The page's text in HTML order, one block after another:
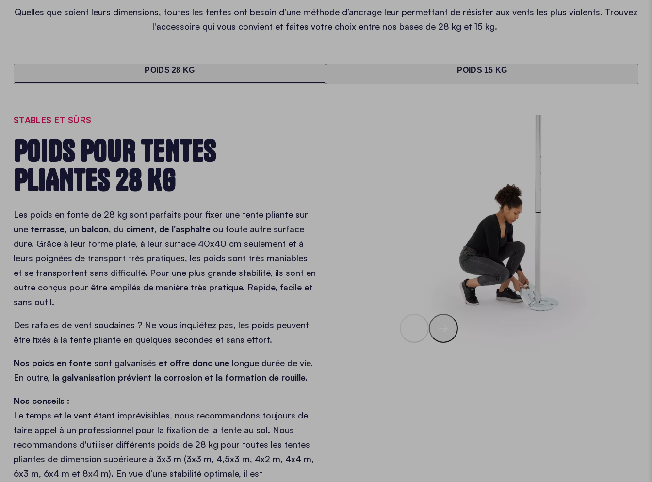
Quelles que soient leurs dimensions, toutes les tentes ont besoin d'une méthode d’ancrage leur permettant de résister aux vents les plus violents. Trouvez
l'accessoire qui vous convient et faites votre choix entre nos bases de 28 kg et 15 kg.
POIDS 28 KG POIDS 15 KG
STABLES ET SÛRS
POIDS POUR TENTES
PLIANTES 28 KG
Les poids en fonte de 28 kg sont parfaits pour fixer une tente pliante sur
une terrasse, un balcon, du ciment, de l'asphalte ou toute autre surface
dure. Grâce à leur forme plate, à leur surface 40x40 cm seulement et à
leurs poignées de transport très pratiques, les poids sont très maniables
et se transportent sans difficulté. Pour une plus grande stabilité, ils sont en
outre conçus pour être empilés de manière très pratique. Rapide, facile et
sans outil.
Des rafales de vent soudaines ? Ne vous inquiétez pas, les poids peuvent
être fixés à la tente pliante en quelques secondes et sans effort.
Nos poids en fonte sont galvaniséset offre donc une longue durée de vie.
En outre, la galvanisation prévient la corrosion et la formation de rouille.
Nos conseils :
Le temps et le vent étant imprévisibles, nous recommandons toujours de
faire appel à un professionnel pour la fixation de la tente au sol. Nous
recommandons d'utiliser différents poids de 28 kg pour toutes les tentes
pliantes de dimension supérieure à 3x3 m (3x3 m, 4,5x3 m, 4x2 m, 4x4 m,
6x3 m, 6x4 m et 8x4 m). En vue d’une stabilité optimale, il est